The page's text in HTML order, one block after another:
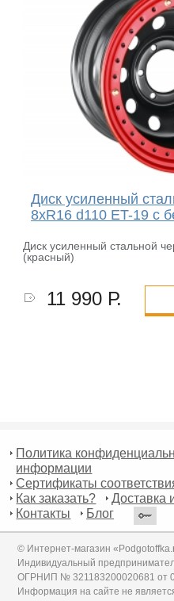
Диск усиленный
8xR16 d110 ET-19 с
Диск усиленный стальной
(красный)
11 990 Р.
Политика
информации
Сертификаты
Как заказать?
Доставка
Контакты
Блог
© Интернет-магазин
Индивидуальный
ОГРНИП № 321183200020681 от
Информация на сайте не